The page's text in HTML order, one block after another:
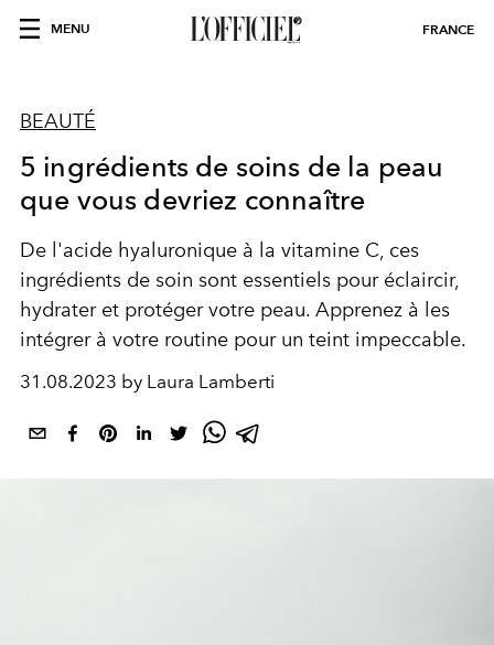
MENU FRANCE
BEAUTÉ
5 ingrédients de soins de la peau
que vous devriez connaître
De l'acide hyaluronique à la vitamine C, ces
ingrédients de soin sont essentiels pour éclaircir,
hydrater et protéger votre peau. Apprenez à les
intégrer à votre routine pour un teint impeccable.
31.08.2023 by Laura Lamberti